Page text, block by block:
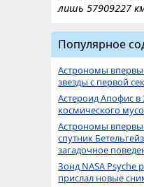
лишь 57909227
Популярное
Астрономы
звезды с первой
Астероид Апофис в
космического
Астрономы
спутник
загадочное
Зонд NASA Psyche
прислал новые